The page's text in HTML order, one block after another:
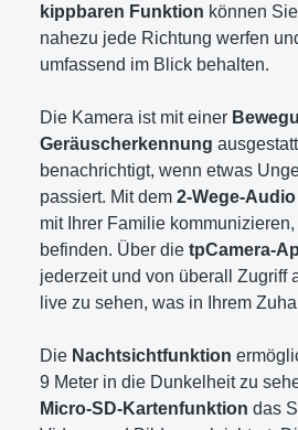
kippbaren Funktion können
nahezu jede Richtung werfen
umfassend im Blick behalten.
Die Kamera ist mit einer
Geräuscherkennung
benachrichtigt, wenn etwas
passiert. Mit dem 2-Wege-Audio
mit Ihrer Familie
befinden. Über die tpCamera-
jederzeit und von überall Zugriff
live zu sehen, was in Ihrem
Die Nachtsichtfunktion
9 Meter in die Dunkelheit zu
Micro-SD-Kartenfunktion das